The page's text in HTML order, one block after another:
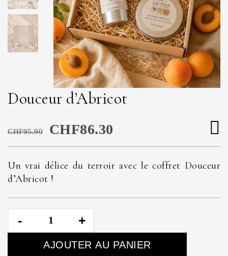
Douceur d’Abricot
CHF95.90 CHF86.30
Un vrai délice du terroir avec le coffret Douceur
d’Abricot !
d'Abricot
AJOUTER AU PANIER